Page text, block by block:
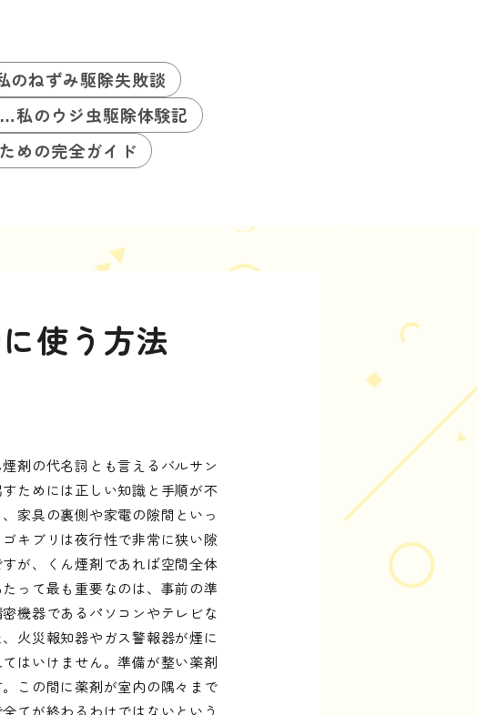
のねずみ駆除失敗談
私のウジ虫駆除体験記
めの完全ガイド
使う方法
剤の代名詞とも言えるバルサン
ためには正しい知識と手順が不
家具の裏側や家電の隙間といっ
キブリは夜行性で非常に狭い隙
が、くん煙剤であれば空間全体
って最も重要なのは、事前の準
機器であるパソコンやテレビな
火災報知器やガス警報器が煙に
はいけません。準備が整い薬剤
この間に薬剤が室内の隅々まで
てが終わるわけではないという